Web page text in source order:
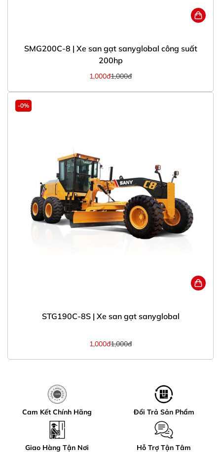
SMG200C-8 | Xe san gạt sanyglobal công suất
200hp
1,000đ1,000đ
-0%
STG190C-8S | Xe san gạt sanyglobal
1,000đ1,000đ
Cam Kết Chính Hãng Đổi Trả Sản Phẩm
Giao Hàng Tận Nơi Hỗ Trợ Tận Tâm